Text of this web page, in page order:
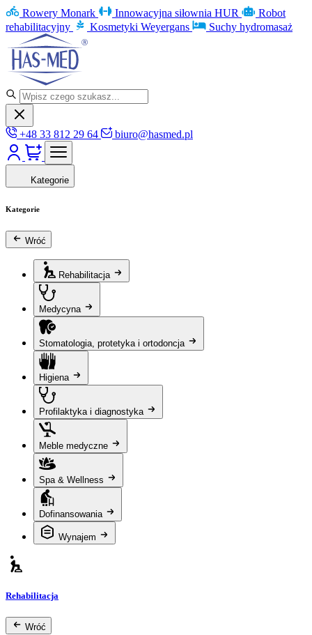
Rowery Monark Innowacyjna siłownia HUR
Robot
rehabilitacyjny
Kosmetyki Weyergans Suchy hydromasaż
+48 33 812 29 64 biuro@hasmed.pl
Kategorie
Kategorie
Wróć
Rehabilitacja
Medycyna
Stomatologia, protetyka i ortodoncja
Higiena
Profilaktyka i diagnostyka
Meble medyczne
Spa & Wellness
Dofinansowania
Wynajem
Rehabilitacja
Wróć